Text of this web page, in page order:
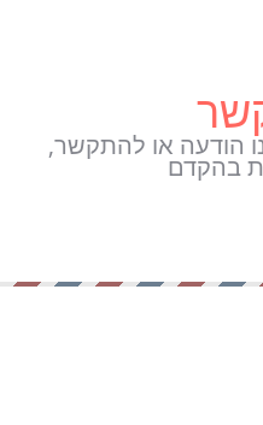
הודעה או להתקשר,
בהקדם